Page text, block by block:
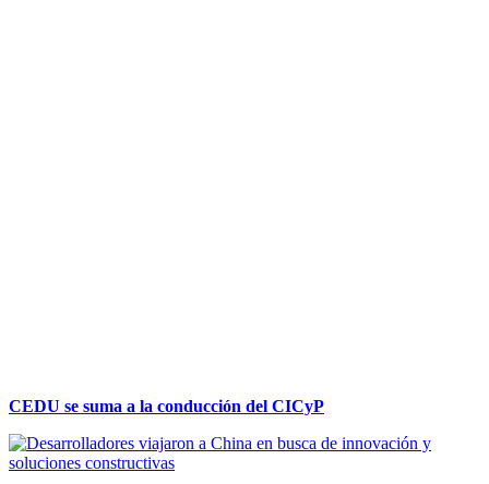
CEDU se suma a la conducción del CICyP